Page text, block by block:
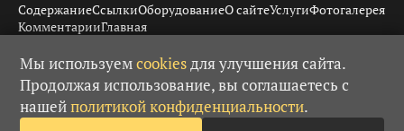
СодержаниеСсылкиОборудованиеО сайтеУслугиФотогалерея
КомментарииГлавная
© 2008–2026 Золотодобыча · 18+ · При использовании
материалов гиперссылка обязательна.
Мы используемcookiesдля улучшения сайта.
Продолжая использование, вы соглашаетесь с
нашейполитикой конфиденциальности.